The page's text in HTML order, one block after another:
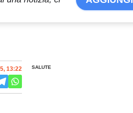
13:22 SALUTE